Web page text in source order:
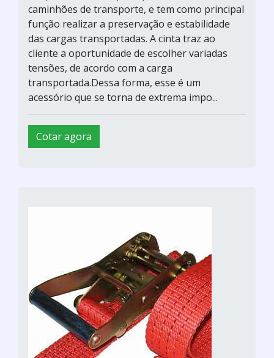
caminhões de transporte, e tem como principal
função realizar a preservação e estabilidade
das cargas transportadas. A cinta traz ao
cliente a oportunidade de escolher variadas
tensões, de acordo com a carga
transportada.Dessa forma, esse é um
acessório que se torna de extrema impo...
Cotar agora